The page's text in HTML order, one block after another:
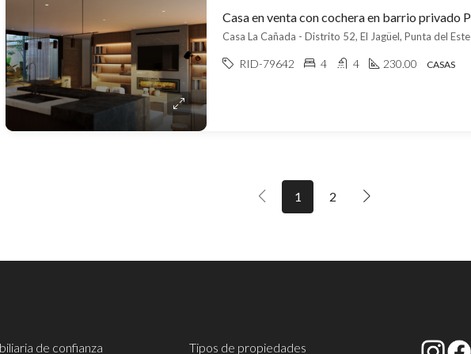
Casa La Cañada - Distrito 52, El Jagüel, Punta del Este
RID-79642 4 4 230.00 CASAS
1 2
de confianza Tipos de propiedades